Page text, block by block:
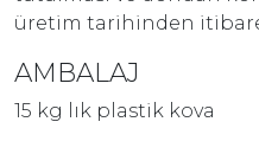
üretim tarihinden
AMBALAJ
15 kg lık plastik kova